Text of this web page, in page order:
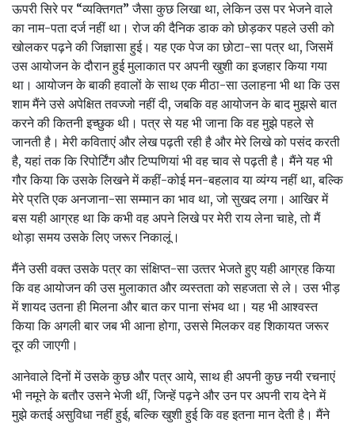
ऊपरी सिरे पर “व्‍यक्तिगत” जैसा कुछ लिखा था, लेकिन उस पर भेजने वाले
का नाम-पता दर्ज नहीं था। रोज की दैनिक डाक को छोड़कर पहले उसी को
खोलकर पढ़ने की जिज्ञासा हुई। यह एक पेज का छोटा-सा पत्र था, जिसमें
उस आयोजन के दौरान हुई मुलाकात पर अपनी खुशी का इजहार किया गया
था। आयोजन के बाकी हवालों के साथ एक मीठा-सा उलाहना भी था कि उस
शाम मैंने उसे अपेक्षित तवज्‍‍जो नहीं दी, जबकि वह आयोजन के बाद मुझसे बात
करने की कितनी इच्‍छुक थी। पत्र से यह भी जाना कि वह मुझे पहले से
जानती है। मेरी कविताएं और लेख पढ़ती रही है और मेरे लिखे को पसंद करती
है, यहां तक कि रिपोर्टिंग और टिप्‍पणियां भी वह चाव से पढ़ती है। मैंने यह भी
गौर किया कि उसके लिखने में कहीं-कोई मन-बहलाव या व्‍यंग्‍य नहीं था, बल्कि
मेरे प्रति एक अनजाना-सा सम्‍मान का भाव था, जो सुखद लगा। आखिर में
बस यही आग्रह था कि कभी वह अपने लिखे पर मेरी राय लेना चाहे, तो मैं
थोड़ा समय उसके लिए जरूर निकालूं।
मैंने उसी वक्‍त उसके पत्र का संक्षिप्‍त-सा उत्‍तर भेजते हुए यही आग्रह किया
कि वह आयोजन की उस मुलाकात और व्‍यस्‍तता को सहजता से ले। उस भीड़
में शायद उतना ही मिलना और बात कर पाना संभव था। यह भी आश्‍वस्‍त
किया कि अगली बार जब भी आना होगा, उससे मिलकर वह शिकायत जरूर
दूर की जाएगी।
आनेवाले दिनों में उसके कुछ और पत्र आये, साथ ही अपनी कुछ नयी रचनाएं
भी नमूने के बतौर उसने भेजी थीं, जिन्‍हें पढ़ने और उन पर अपनी राय देने में
मुझे कतई असुविधा नहीं हुई, बल्कि खुशी हुई कि वह इतना मान देती है। मैंने